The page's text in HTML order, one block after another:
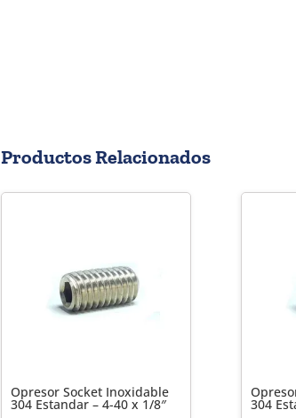
Productos Relacionados
Opresor Socket Inoxidable
304 Estandar – 4-40 x 1/8″
304